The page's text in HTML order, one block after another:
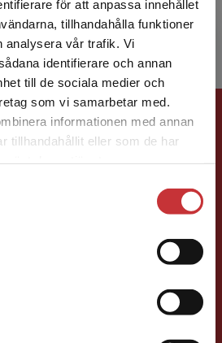
för att anpassa innehållet
tillhandahålla funktioner
analysera vår trafik. Vi
identifierare och annan
till de sociala medier och
som vi samarbetar med.
informationen med annan
tillhandahållit eller som de har
fraktregion
du besöker
via en enhet utanför Sverige.
utanför Sverige. För
köp måste